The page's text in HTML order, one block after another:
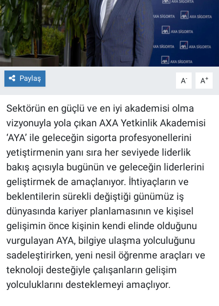
Paylaş A- A+
Sektörün en güçlü ve en iyi akademisi olma
vizyonuyla yola çıkan AXA Yetkinlik Akademisi
‘AYA’ ile geleceğin sigorta profesyonellerini
yetiştirmenin yanı sıra her seviyede liderlik
bakış açısıyla bugünün ve geleceğin liderlerini
geliştirmek de amaçlanıyor. İhtiyaçların ve
beklentilerin sürekli değiştiği günümüz iş
dünyasında kariyer planlamasının ve kişisel
gelişimin önce kişinin kendi elinde olduğunu
vurgulayan AYA, bilgiye ulaşma yolculuğunu
sadeleştirirken, yeni nesil öğrenme araçları ve
teknoloji desteğiyle çalışanların gelişim
yolculuklarını desteklemeyi amaçlıyor.